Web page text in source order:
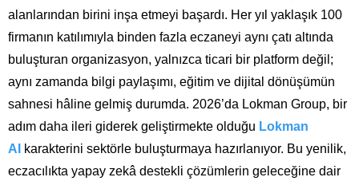
alanlarından birini inşa etmeyi başardı. Her yıl yaklaşık 100
firmanın katılımıyla binden fazla eczaneyi aynı çatı altında
buluşturan organizasyon, yalnızca ticari bir platform değil;
aynı zamanda bilgi paylaşımı, eğitim ve dijital dönüşümün
sahnesi hâline gelmiş durumda. 2026’da Lokman Group, bir
adım daha ileri giderek geliştirmekte olduğu Lokman
AI
karakterini sektörle buluşturmaya hazırlanıyor. Bu yenilik,
eczacılıkta yapay zekâ destekli çözümlerin geleceğine dair